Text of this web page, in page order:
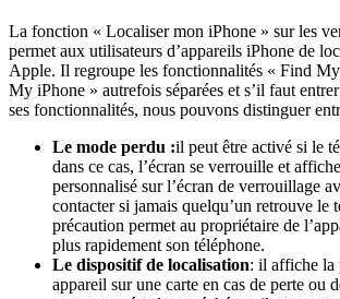
La fonction « Localiser mon iPhone » sur les
permet aux utilisateurs d’appareils iPhone de
Apple. Il regroupe les fonctionnalités « Find
My iPhone » autrefois séparées et s’il faut
ses fonctionnalités, nous pouvons distinguer
Le mode perdu :il peut être activé si le
dans ce cas, l’écran se verrouille et
personnalisé sur l’écran de verrouillage
contacter si jamais quelqu’un retrouve le
précaution permet au propriétaire de
plus rapidement son téléphone.
Le dispositif de localisation: il affiche la
appareil sur une carte en cas de perte ou